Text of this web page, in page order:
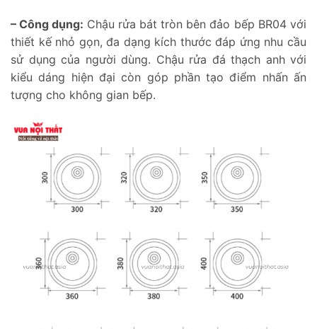
– Công dụng: Chậu rửa bát tròn bên đảo bếp BR04 với
thiết kế nhỏ gọn, đa dạng kích thước đáp ứng nhu cầu
sử dụng của người dùng. Chậu rửa đá thạch anh với
kiểu dáng hiện đại còn góp phần tạo điểm nhấn ấn
tượng cho không gian bếp.